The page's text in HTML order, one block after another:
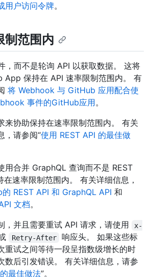
用户访问令牌。
制范围内
，而不是轮询 API 以获取数据。 这将
App 保持在 API 速率限制范围内。 有
将 Webhook 与 GitHub 应用配合使
事件的GitHub应用。
来协助保持在速率限制范围内。 有关
，请参阅“使用 REST API 的最佳做
用合并 GraphQL 查询而不是 REST
速率限制范围内。 有关详细信息，
REST API 和 GraphQL API 和
文档。
，并且需要重试 API 请求，请使用
x-
Retry-After
响应头。 如果这些标
重试之间等待一段呈指数级增长的时
数后引发错误。 有关详细信息，请参
最佳做法”。